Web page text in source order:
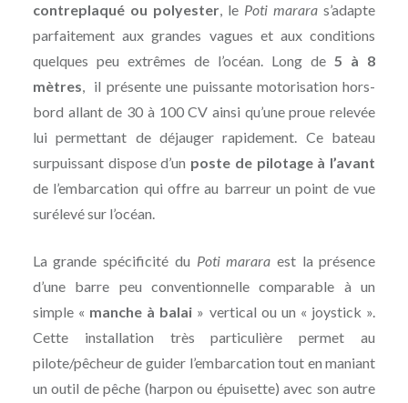
contreplaqué ou polyester, le Poti marara s’adapte
parfaitement aux grandes vagues et aux conditions
quelques peu extrêmes de l’océan. Long de5 à 8
mètres, il présente une puissante motorisation hors-
bord allant de 30 à 100 CV ainsi qu’une proue relevée
lui permettant de déjauger rapidement. Ce bateau
surpuissant dispose d’un poste de pilotage à l’avant
de l’embarcation qui offre au barreur un point de vue
surélevé sur l’océan.
La grande spécificité du Poti marara est la présence
d’une barre peu conventionnelle comparable à un
simple « manche à balai » vertical ou un « joystick ».
Cette installation très particulière permet au
pilote/pêcheur de guider l’embarcation tout en maniant
un outil de pêche (harpon ou épuisette) avec son autre